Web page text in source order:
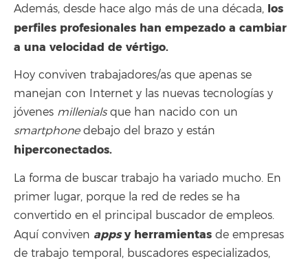
Además, desde hace algo más de una década, los
perfiles profesionales han empezado a cambiar
a una velocidad de vértigo.
Hoy conviven trabajadores/as que apenas se
manejan con Internet y las nuevas tecnologías y
jóvenes millenialsque han nacido con un
smartphonedebajo del brazo y están
hiperconectados.
La forma de buscar trabajo ha variado mucho. En
primer lugar, porque la red de redes se ha
convertido en el principal buscador de empleos.
Aquí conviven appsy herramientas de empresas
de trabajo temporal, buscadores especializados,